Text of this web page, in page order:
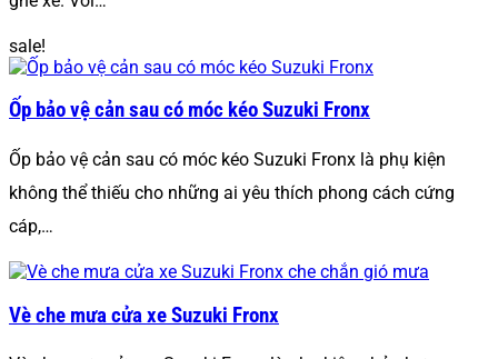
sale!
Ốp bảo vệ cản sau có móc kéo Suzuki Fronx
Ốp bảo vệ cản sau có móc kéo Suzuki Fronx là phụ kiện
không thể thiếu cho những ai yêu thích phong cách cứng
cáp,…
Vè che mưa cửa xe Suzuki Fronx